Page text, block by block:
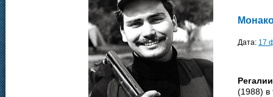
Дата: 17
(1988) в